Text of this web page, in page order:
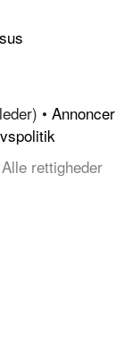
• Annoncer
rettigheder